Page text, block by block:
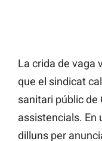
La crida de vaga
que el sindicat
sanitari públic
assistencials. En
dilluns per